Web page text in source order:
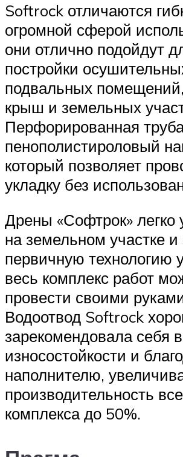
Softrock отличаются
огромной сферой
они отлично подойдут
постройки
подвальных
крыш и земельных
Перфорированная
пенополистироловый
который позволяет
укладку без
Дрены «Софтрок» легко
на земельном участке и
первичную технологию
весь комплекс работ
провести своими
Водоотвод Softrock
зарекомендовала себя
износостойкости и
наполнителю,
производительность
комплекса до 50%.